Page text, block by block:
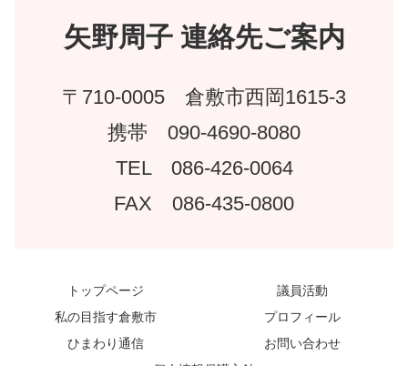
矢野周子 連絡先ご案内
〒710-0005 倉敷市西岡1615-3
携帯 090-4690-8080
TEL 086-426-0064
FAX 086-435-0800
トップページ
議員活動
私の目指す倉敷市
プロフィール
ひまわり通信
お問い合わせ